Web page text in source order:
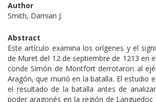
Author
Smith, Damian J.
Abstract
Este artículo examina los orígenes y el
de Muret del 12 de septiembre de 1213 en
conde Simón de Montfort derrotaron al
Aragón, que murió en la batalla. El estudio
el resultado de la batalla antes de
poder aragonés en la región de